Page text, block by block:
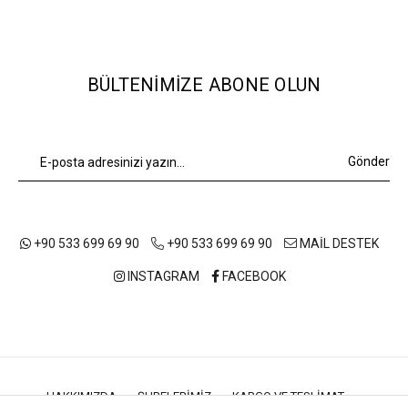
BÜLTENIMIZE ABONE OLUN
Gönder
+90 533 699 69 90 +90 533 699 69 90 MAİL DESTEK
INSTAGRAM FACEBOOK
HAKKIMIZDA ŞUBELERIMIZ
KARGO VE TESLIMAT